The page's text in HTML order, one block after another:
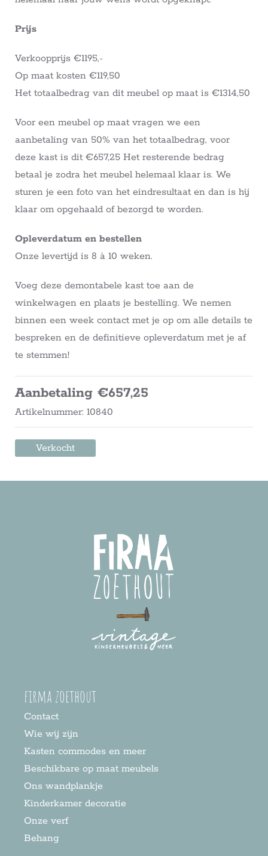
Prijs
Verkoopprijs €1195,-
Op maat kosten €119,50
Het totaalbedrag van dit meubel op maat is €1314,50
Voor een meubel op maat vragen we een
aanbetaling van 50% van het totaalbedrag, voor
deze kast is dit €657,25 Het resterende bedrag
betaal je zodra het meubel helemaal klaar is. We
sturen je een foto van het eindresultaat en dan is hij
klaar om opgehaald of bezorgd te worden.
Opleverdatum en bestellen
Onze levertijd is 8 à 10 weken.
Voeg deze demontabele kast toe aan de
winkelwagen en plaats je bestelling. We nemen
binnen een week contact met je op om alle details te
bespreken en de definitieve opleverdatum met je af
te stemmen!
Aanbetaling €657,25
Artikelnummer: 10840
Verkocht
firma zoethout
Contact
Wie wij zijn
Kasten commodes en meer
Beschikbare op maat meubels
Ons wandplankje
Kinderkamer decoratie
Onze verf
Behang